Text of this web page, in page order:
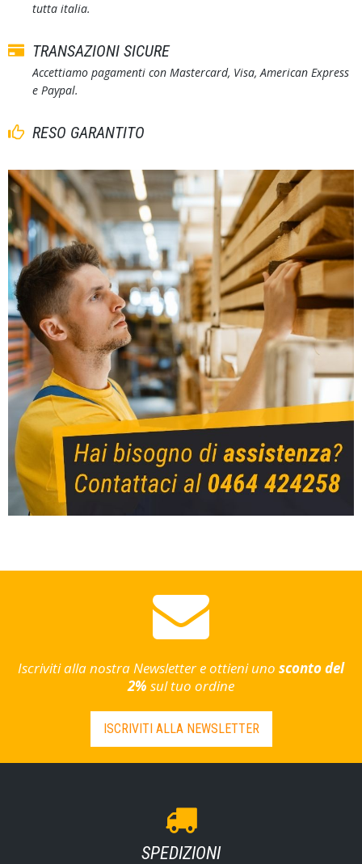
tutta italia.
TRANSAZIONI SICURE
Accettiamo pagamenti con Mastercard, Visa, American Express
e Paypal.
RESO GARANTITO
Iscriviti alla nostra Newsletter e ottieni uno sconto del
2% sul tuo ordine
ISCRIVITI ALLA NEWSLETTER
SPEDIZIONI